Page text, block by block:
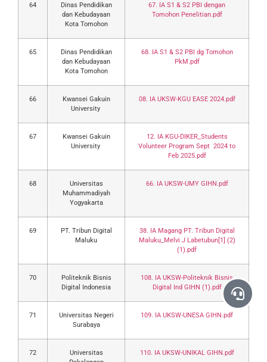
64
Dinas Pendidikan
dan Kebudayaan
Kota Tomohon
67. IA S1 & S2 PBI dengan
Tomohon Penelitian.pdf
65
Dinas Pendidikan
dan Kebudayaan
Kota Tomohon
68. IA S1 & S2 PBI dg Tomohon
PkM.pdf
66
Kwansei Gakuin
University
08. IA UKSW-KGU EASE 2024.pdf
67
Kwansei Gakuin
University
12. IA KGU-DIKER_Students
Volunteer Program Sept 2024 to
Feb 2025.pdf
68
Universitas
Muhammadiyah
Yogyakarta
66. IA UKSW-UMY GIHN.pdf
69
PT. Tribun Digital
Maluku
38. IA Magang PT. Tribun Digital
Maluku_Melvi J Labetubun[1] (2)
(1).pdf
70
Politeknik Bisnis
Digital Indonesia
108. IA UKSW-Politeknik Bisnis
Digital Ind GIHN (1).pdf
71
Universitas Negeri
Surabaya
109. IA UKSW-UNESA GIHN.pdf
72
Universitas
110. IA UKSW-UNIKAL GIHN.pdf